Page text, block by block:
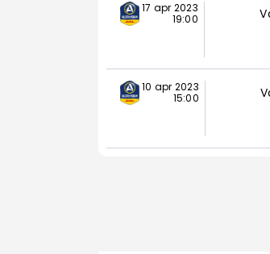
17 apr 2023
19:00
10 apr 2023
15:00